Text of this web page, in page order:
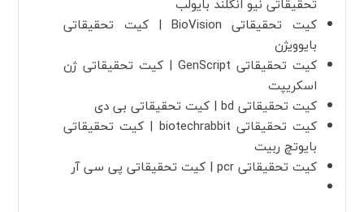
تحقیقاتی نیو انگلند بایولب
کیت تحقیقاتی BioVision | کیت تحقیقاتی
بایوویژن
کیت تحقیقاتی GenScript | کیت تحقیقاتی ژن
اسکریپت
کیت تحقیقاتی bd | کیت تحقیقاتی بی دی
کیت تحقیقاتی biotechrabbit | کیت تحقیقاتی
بایوتچ ربیت
کیت تحقیقاتی pcr | کیت تحقیقاتی پی سی آر